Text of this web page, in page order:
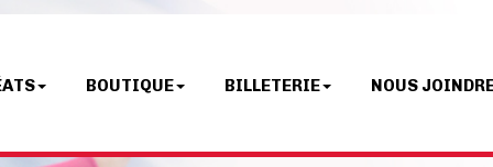
BOUTIQUE BILLETERIE NOUS